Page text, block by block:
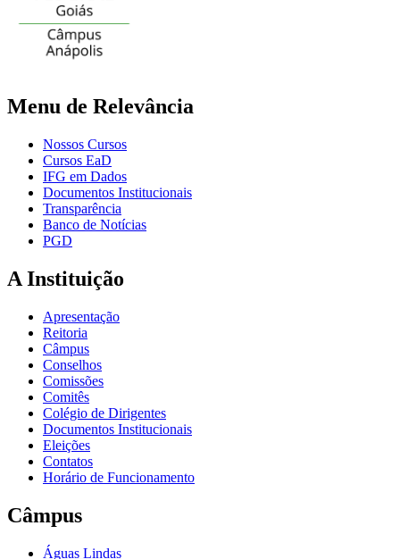
Menu de Relevância
Nossos Cursos
Cursos EaD
IFG em Dados
Documentos Institucionais
Transparência
Banco de Notícias
PGD
A Instituição
Apresentação
Reitoria
Câmpus
Conselhos
Comissões
Comitês
Colégio de Dirigentes
Documentos Institucionais
Eleições
Contatos
Horário de Funcionamento
Câmpus
Águas Lindas